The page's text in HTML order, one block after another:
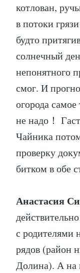
котлован,
в потоки
будто
солнечный
непонятного
смог. И
огорода
не надо！
Чайника
проверку
битком в обе
Анастасия
с родителями
рядов (район
Долина). А